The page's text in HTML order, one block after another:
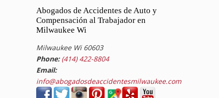
Abogados de Accidentes de Auto y
Compensación al Trabajador en
Milwaukee Wi
Milwaukee Wi 60603
Phone: (414) 422-8804
Email:
info@abogadosdeaccidentesmilwaukee.com